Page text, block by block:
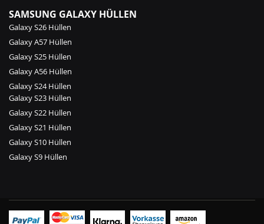
SAMSUNG GALAXY HÜLLEN
Galaxy S26 Hüllen
Galaxy A57 Hüllen
Galaxy S25 Hüllen
Galaxy A56 Hüllen
Galaxy S24 Hüllen
Galaxy S23 Hüllen
Galaxy S22 Hüllen
Galaxy S21 Hüllen
Galaxy S10 Hüllen
Galaxy S9 Hüllen